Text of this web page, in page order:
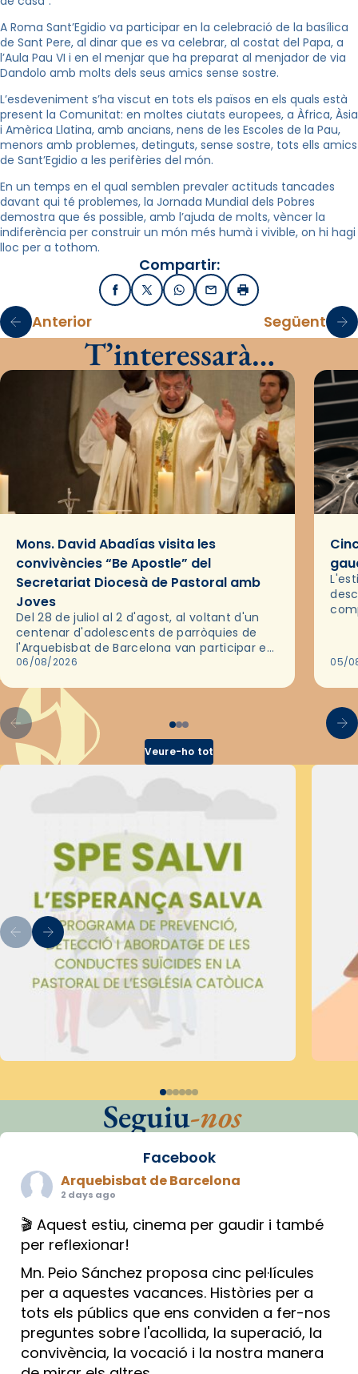
A Roma Sant’Egidio va participar en la celebració de la basílica
de Sant Pere, al dinar que es va celebrar, al costat del Papa, a
l’Aula Pau VI i en el menjar que ha preparat al menjador de via
Dandolo amb molts dels seus amics sense sostre.
L’esdeveniment s’ha viscut en tots els països en els quals està
present la Comunitat: en moltes ciutats europees, a Àfrica, Àsia
i Amèrica Llatina, amb ancians, nens de les Escoles de la Pau,
menors amb problemes, detinguts, sense sostre, tots ells amics
de Sant’Egidio a les perifèries del món.
En un temps en el qual semblen prevaler actituds tancades
davant qui té problemes, la Jornada Mundial dels Pobres
demostra que és possible, amb l’ajuda de molts, vèncer la
indiferència per construir un món més humà i vivible, on hi hagi
lloc per a tothom.
Compartir:
FacebookX / TwitterWhatsApp
EmailImprimir
Anterior Següent
T’interessarà…
Mons. David Abadías visita les
convivències “Be Apostle” del
Secretariat Diocesà de Pastoral amb
Joves
Del 28 de juliol al 2 d'agost, al voltant d'un
centenar d'adolescents de parròquies de
l'Arquebisbat de Barcelona van participar en
les convivències Be Apostle, organitzades
06/08/2026 05/
Veure-ho tot
Seguiu-nos
Facebook
Arquebisbat de Barcelona
2 days ago
🎬 Aquest estiu, cinema per gaudir i també
per reflexionar!
Mn. Peio Sánchez proposa cinc pel·lícules
per a aquestes vacances. Històries per a
tots els públics que ens conviden a fer-nos
preguntes sobre l'acollida, la superació, la
convivència, la vocació i la nostra manera